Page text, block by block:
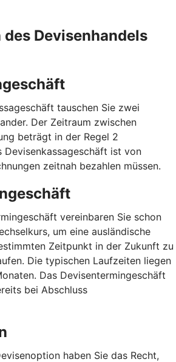
des Devisenhandels
tauschen Sie zwei
Der Zeitraum zwischen
beträgt in der Regel 2
Devisenkassageschäft ist von
zeitnah bezahlen müssen.
vereinbaren Sie schon
um eine ausländische
Zeitpunkt in der Zukunft zu
Die typischen Laufzeiten liegen
Das Devisentermingeschäft
bei Abschluss
haben Sie das Recht,